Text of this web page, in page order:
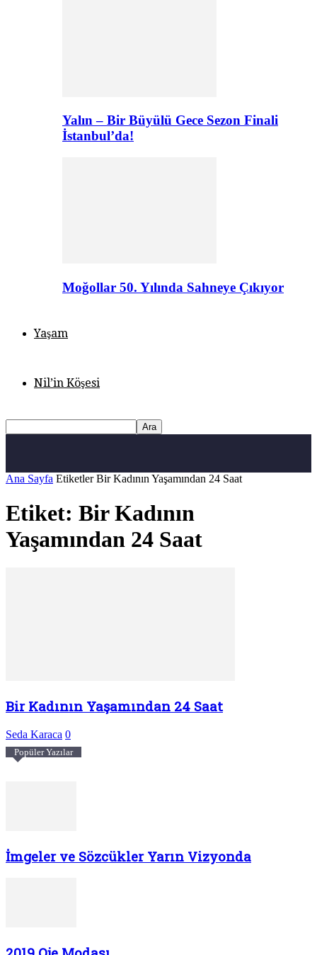
Yalın – Bir Büyülü Gece Sezon Finali
İstanbul’da!
Moğollar 50. Yılında Sahneye Çıkıyor
Yaşam
Nil’in Köşesi
Ana Sayfa Etiketler Bir Kadının Yaşamından 24 Saat
Etiket: Bir Kadının
Yaşamından 24 Saat
Bir Kadının Yaşamından 24 Saat
Seda Karaca 0
Popüler Yazılar
İmgeler ve Sözcükler Yarın Vizyonda